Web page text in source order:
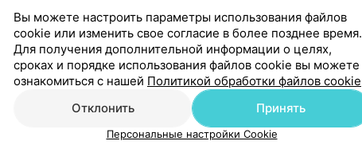
Вы можете настроить параметры использования файлов
cookie или изменить свое согласие в более позднее время.
Для получения дополнительной информации о целях,
сроках и порядке использования файлов cookie вы можете
ознакомиться с нашей Политикой обработки файлов cookie
Отклонить
Принять
Персональные настройки Cookie